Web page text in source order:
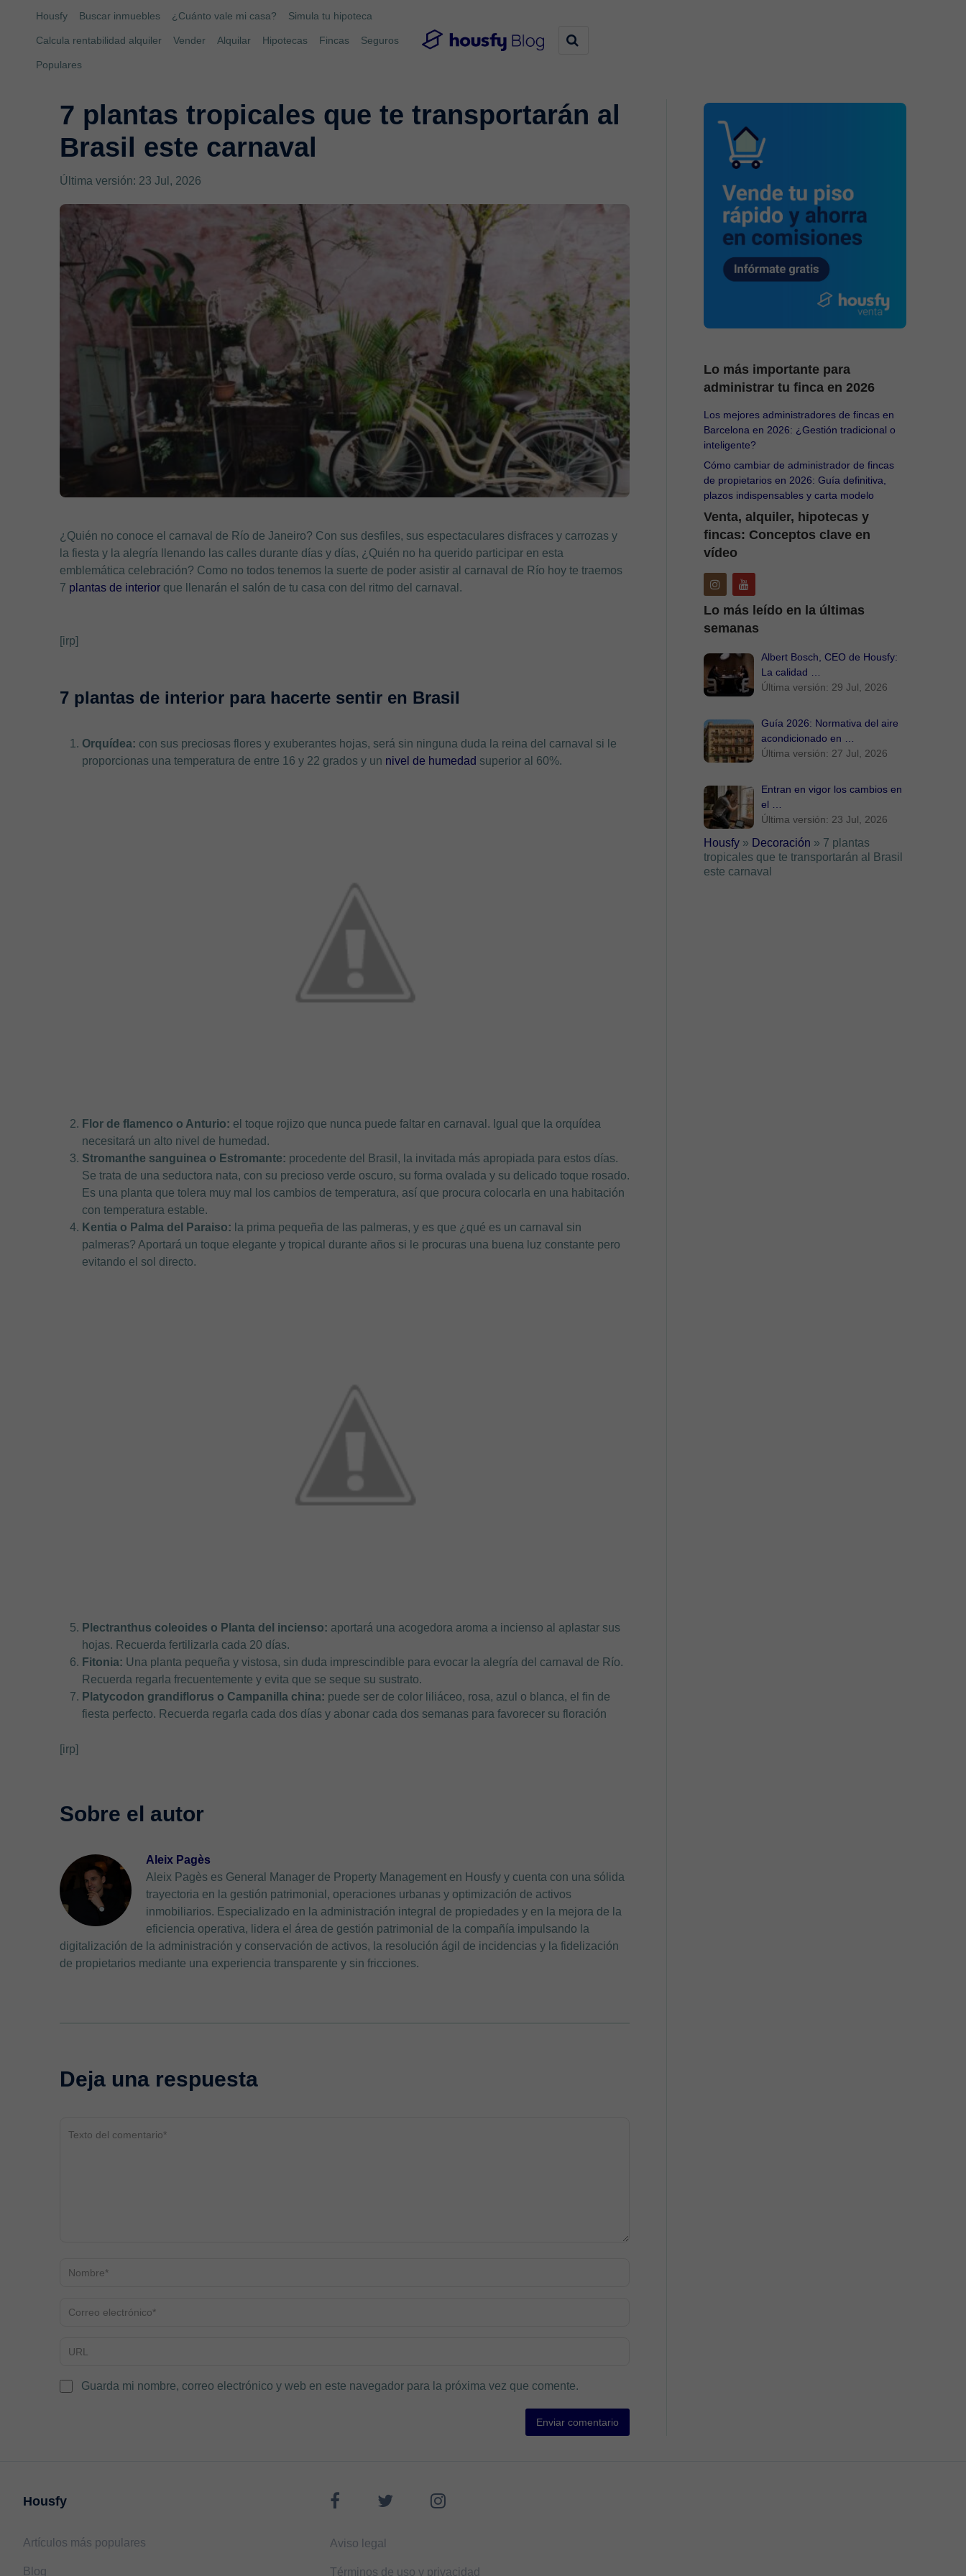
Housfy Buscar inmuebles ¿Cuánto vale mi casa? Simula tu hipoteca
Calcula rentabilidad alquiler Vender Alquilar Hipotecas Fincas Seguros
Populares
7 plantas tropicales que te transportarán al
Brasil este carnaval
Última versión: 23 Jul, 2026
¿Quién no conoce el carnaval de Río de Janeiro? Con sus desfiles, sus espectaculares disfraces y carrozas y
la fiesta y la alegría llenando las calles durante días y días, ¿Quién no ha querido participar en esta
emblemática celebración? Como no todos tenemos la suerte de poder asistir al carnaval de Río hoy te traemos
7 plantas de interior que llenarán el salón de tu casa con del ritmo del carnaval.
[irp]
7 plantas de interior para hacerte sentir en Brasil
Orquídea: con sus preciosas flores y exuberantes hojas, será sin ninguna duda la reina del carnaval si le
proporcionas una temperatura de entre 16 y 22 grados y un nivel de humedad superior al 60%.
Flor de flamenco o Anturio: el toque rojizo que nunca puede faltar en carnaval. Igual que la orquídea
necesitará un alto nivel de humedad.
Stromanthe sanguinea o Estromante: procedente del Brasil, la invitada más apropiada para estos días.
Se trata de una seductora nata, con su precioso verde oscuro, su forma ovalada y su delicado toque rosado.
Es una planta que tolera muy mal los cambios de temperatura, así que procura colocarla en una habitación
con temperatura estable.
Kentia o Palma del Paraiso: la prima pequeña de las palmeras, y es que ¿qué es un carnaval sin
palmeras? Aportará un toque elegante y tropical durante años si le procuras una buena luz constante pero
evitando el sol directo.
Plectranthus coleoides o Planta del incienso: aportará una acogedora aroma a incienso al aplastar sus
hojas. Recuerda fertilizarla cada 20 días.
Fitonia: Una planta pequeña y vistosa, sin duda imprescindible para evocar la alegría del carnaval de Río.
Recuerda regarla frecuentemente y evita que se seque su sustrato.
Platycodon grandiflorus o Campanilla china: puede ser de color liliáceo, rosa, azul o blanca, el fin de
fiesta perfecto. Recuerda regarla cada dos días y abonar cada dos semanas para favorecer su floración
[irp]
Aleix Pagès
Aleix Pagès es General Manager de Property Management en Housfy y cuenta con una sólida
trayectoria en la gestión patrimonial, operaciones urbanas y optimización de activos
inmobiliarios. Especializado en la administración integral de propiedades y en la mejora de la
eficiencia operativa, lidera el área de gestión patrimonial de la compañía impulsando la
digitalización de la administración y conservación de activos, la resolución ágil de incidencias y la fidelización
de propietarios mediante una experiencia transparente y sin fricciones.
Deja una respuesta
Guarda mi nombre, correo electrónico y web en este navegador para la próxima vez que comente.
Lo más importante para
administrar tu finca en 2026
Los mejores administradores de fincas en
Barcelona en 2026: ¿Gestión tradicional o
inteligente?
Cómo cambiar de administrador de fincas
de propietarios en 2026: Guía definitiva,
plazos indispensables y carta modelo
Venta, alquiler, hipotecas y
fincas: Conceptos clave en
vídeo
Lo más leído en la últimas
semanas
Albert Bosch, CEO de Housfy:
La calidad …
Última versión: 29 Jul, 2026
Guía 2026: Normativa del aire
acondicionado en …
Última versión: 27 Jul, 2026
Entran en vigor los cambios en
el …
Última versión: 23 Jul, 2026
Housfy » Decoración » 7 plantas
tropicales que te transportarán al Brasil
este carnaval
Housfy
Artículos más populares
Blog
Aviso legal
Términos de uso y privacidad